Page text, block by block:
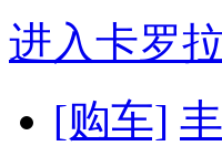
进入卡罗
[购车]